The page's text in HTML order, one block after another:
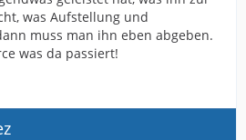
was Aufstellung und
muss man ihn eben abgeben.
was da passiert!